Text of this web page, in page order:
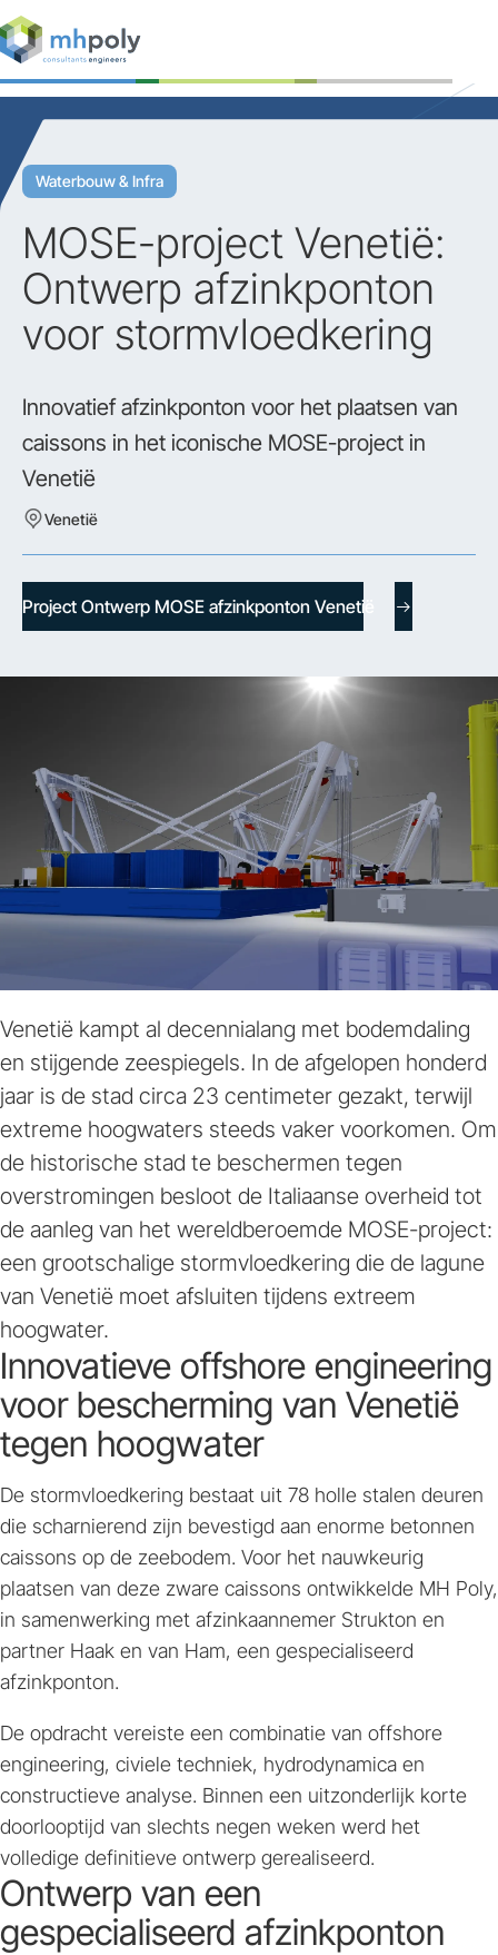
Expertises
Projecten
Werken bij
Contact
Waterbouw & Infra
MOSE-project Venetië:
Ontwerp afzinkponton
voor stormvloedkering
Innovatief afzinkponton voor het plaatsen van
caissons in het iconische MOSE-project in
Venetië
Venetië
Project Ontwerp MOSE afzinkponton Venetië
Venetië kampt al decennialang met bodemdaling
en stijgende zeespiegels. In de afgelopen honderd
jaar is de stad circa 23 centimeter gezakt, terwijl
extreme hoogwaters steeds vaker voorkomen. Om
de historische stad te beschermen tegen
overstromingen besloot de Italiaanse overheid tot
de aanleg van het wereldberoemde MOSE-project:
een grootschalige stormvloedkering die de lagune
van Venetië moet afsluiten tijdens extreem
hoogwater.
Innovatieve offshore engineering
voor bescherming van Venetië
tegen hoogwater
De stormvloedkering bestaat uit 78 holle stalen deuren
die scharnierend zijn bevestigd aan enorme betonnen
caissons op de zeebodem. Voor het nauwkeurig
plaatsen van deze zware caissons ontwikkelde MH Poly,
in samenwerking met afzinkaannemer Strukton en
partner Haak en van Ham, een gespecialiseerd
afzinkponton.
De opdracht vereiste een combinatie van offshore
engineering, civiele techniek, hydrodynamica en
constructieve analyse. Binnen een uitzonderlijk korte
doorlooptijd van slechts negen weken werd het
volledige definitieve ontwerp gerealiseerd.
Ontwerp van een
gespecialiseerd afzinkponton